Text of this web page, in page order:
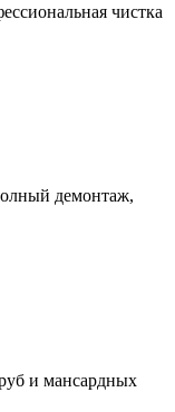
чистка
демонтаж,
и мансардных